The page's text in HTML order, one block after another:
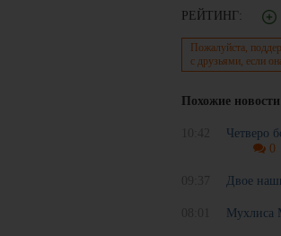
РЕЙТИНГ:
Пожалуйста,
с друзьями, если
Похожие новости
Четверо
0
Двое
Мухлиса